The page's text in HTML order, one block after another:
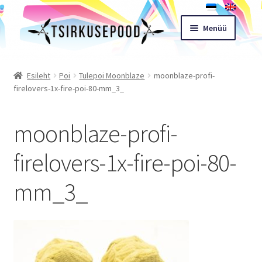
Liigu
navigeerimisele
Liigu
sisu
Menüü
Pood
Ostukorv
Müügitingimused
Expand
child
Töötoad
Esileht Poi Tulepoi Moonblaze
moonblaze-profi-
firelovers-1x-fire-poi-80-mm_3_
moonblaze-profi-
firelovers-1x-fire-poi-80-
mm_3_